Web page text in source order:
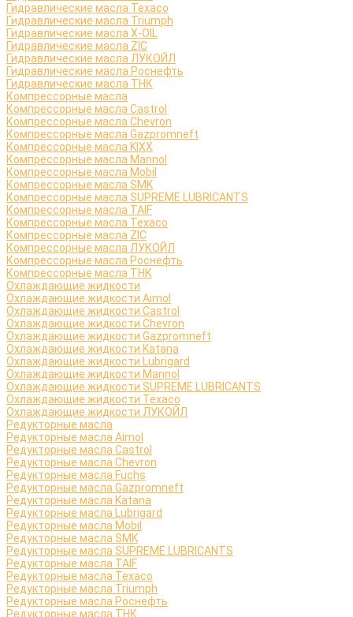
Гидравлические масла Texaco
Гидравлические масла Triumph
Гидравлические масла X-OIL
Гидравлические масла ZIC
Гидравлические масла ЛУКОЙЛ
Гидравлические масла Роснефть
Гидравлические масла ТНК
Компрессорные масла
Компрессорные масла Castrol
Компрессорные масла Chevron
Компрессорные масла Gazpromneft
Компрессорные масла KIXX
Компрессорные масла Mannol
Компрессорные масла Mobil
Компрессорные масла SMK
Компрессорные масла SUPREME LUBRICANTS
Компрессорные масла TAIF
Компрессорные масла Texaco
Компрессорные масла ZIC
Компрессорные масла ЛУКОЙЛ
Компрессорные масла Роснефть
Компрессорные масла ТНК
Охлаждающие жидкости
Охлаждающие жидкости Aimol
Охлаждающие жидкости Castrol
Охлаждающие жидкости Chevron
Охлаждающие жидкости Gazpromneft
Охлаждающие жидкости Katana
Охлаждающие жидкости Lubrigard
Охлаждающие жидкости Mannol
Охлаждающие жидкости SUPREME LUBRICANTS
Охлаждающие жидкости Texaco
Охлаждающие жидкости ЛУКОЙЛ
Редукторные масла
Редукторные масла Aimol
Редукторные масла Castrol
Редукторные масла Chevron
Редукторные масла Fuchs
Редукторные масла Gazpromneft
Редукторные масла Katana
Редукторные масла Lubrigard
Редукторные масла Mobil
Редукторные масла SMK
Редукторные масла SUPREME LUBRICANTS
Редукторные масла TAIF
Редукторные масла Texaco
Редукторные масла Triumph
Редукторные масла Роснефть
Редукторные масла ТНК